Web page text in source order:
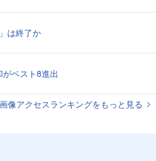
は終了か
ベスト8進出
画像アクセスランキングをもっと見る